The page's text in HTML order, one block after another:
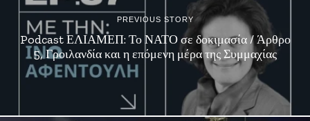
PREVIOUS STORY
Podcast ΕΛΙΑΜΕΠ: Το ΝΑΤΟ σε δοκιμασία / Άρθρο
5, Γροιλανδία και η επόμενη μέρα της Συμμαχίας